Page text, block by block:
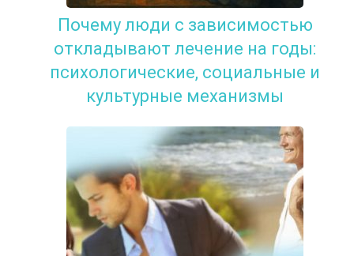
Почему люди с зависимостью
откладывают лечение на годы:
психологические, социальные и
культурные механизмы